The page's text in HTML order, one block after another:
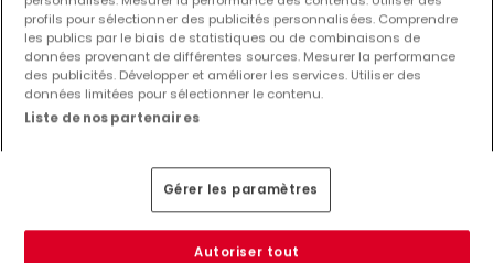
profils pour sélectionner des publicités personnalisées. Comprendre
les publics par le biais de statistiques ou de combinaisons de
données provenant de différentes sources. Mesurer la performance
des publicités. Développer et améliorer les services. Utiliser des
données limitées pour sélectionner le contenu.
Liste de nos partenaires
Gérer les paramètres
Autoriser tout